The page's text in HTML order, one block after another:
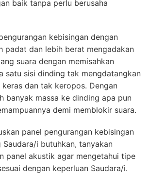
baik tanpa perlu berusaha
kebisingan dengan
padat dan lebih berat mengadakan
suara dengan memisahkan
satu sisi dinding tak mengdatangkan
dan tak keropos. Dengan
banyak massa ke dinding apa pun
demi memblokir suara.
panel pengurangan kebisingan
i butuhkan, tanyakan
panel akustik agar mengetahui tipe
dengan keperluan Saudara/i.